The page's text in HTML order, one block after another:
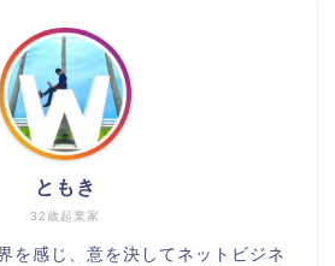
32歳起業家
ともき
を感じ、意を決してネットビジネ